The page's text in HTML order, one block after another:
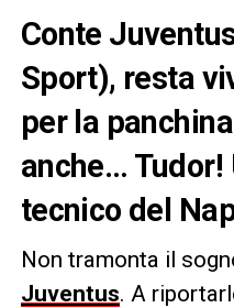
Conte
Sport), resta
per la
anche… Tudor!
tecnico del
Non tramonta il
Juventus. A